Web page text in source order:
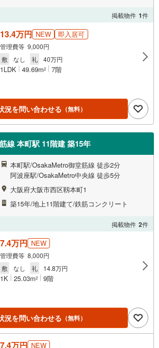
掲載物件 1件
13.4万円 NEW 即入居可
管理費等 9,000円
敷
なし 礼 40万円
1LDK 49.69m2 7階
況を問い合わせる （無料）
線 本町駅 11階建 築15年
本町駅/OsakaMetro御堂筋線 徒歩2分
阿波座駅/OsakaMetro中央線 徒歩5分
大阪府大阪市西区靱本町1
築15年/地上11階建て/鉄筋コンクリート
掲載物件 2件
7.4万円 NEW
管理費等 8,000円
敷
なし 礼 14.8万円
1K 25.03m2 9階
況を問い合わせる （無料）
7.4万円 NEW